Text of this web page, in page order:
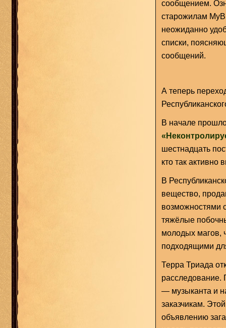
сообщением.
старожилам
неожиданно
списки,
сообщений.
А теперь
В начале
шестнадцать
кто так активно
В
вещество,
возможностями
тяжёлые
молодых магов,
подходящими
Терра Триада
— музыканта и
заказчикам.
объявлению